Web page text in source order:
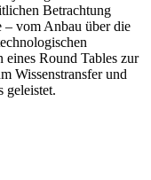
Betrachtung
– vom Anbau über die
Round Tables zur
Wissenstransfer und
geleistet.